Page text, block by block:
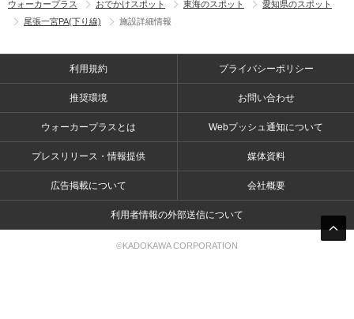
ウォーカープラス おでかけスポット 東海のスポット
愛知県のスポット
尾張一宮PA(下り線)
施設詳細情報
利用規約 プライバシーポリシー
推奨環境 お問い合わせ
ウォーカープラスとは Webプッシュ通知について
プレスリリース・情報提供 媒体資料
広告掲載について 会社概要
利用者情報の外部送信について
©KADOKAWA CORPORATION